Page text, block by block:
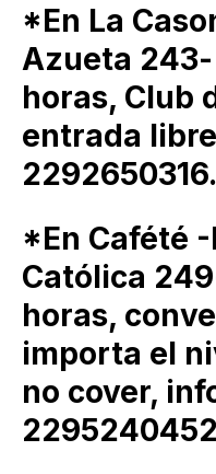
*En La
Azueta
horas, Club
entrada
2292650316.
*En Cafété
Católica
horas,
importa el
no cover,